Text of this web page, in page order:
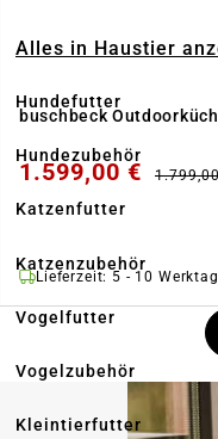
Alles in Haustier
Hundefutter
Hundezubehör
Katzenfutter
Katzenzubehör
Vogelfutter
Vogelzubehör
Kleintierfutter
buschbeck
1.599,00 €
Lieferzeit: 5 - 10